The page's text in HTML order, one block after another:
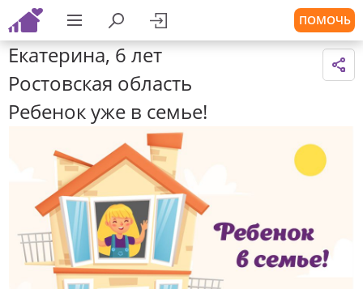
ПОМОЧЬ
Екатерина, 6 лет
Ростовская область
Ребенок уже в семье!